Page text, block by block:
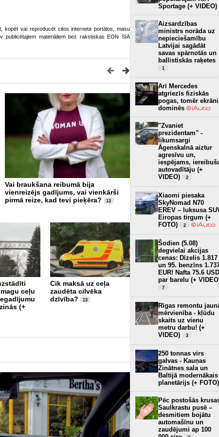
kopēt vai reproducēt citos interneta portālos, masu
materiāliem bez rakstiskas EON SIA
Vai braukšana reibumā bija
vienreizējs gadījums, vai vienkārši
pirmā reize, kad tevi pieķēra?
13
ceļu
(+
Cik maksā uz ceļa
zaudēta cilvēka
dzīvība?
13
kravas auto ar
“dūša papēžos”; teju visi
apdzīšanas manevru veic
bīstami (+ VIDEO)
26
Ceļu satiksmes
drošības jomā saskata
vietu vērā ņemamiem
uzlabojumiem
19
Sportage (+ VIDEO)
Aizsardzības
ministrs norāda uz
nepieciešamību
Latvijai sagādāt
savas spārnotās un
ballistiskās raķetes
1
Arī Mercedes
atgriezīs fiziskās
pogas, tomēr ekrāni
dominēs
"Zvaniet
prezidentam" -
likumsargi
Āgenskalnā aiztur
agresīvu un,
iespējams,
autovadītāju (+
VIDEO)
2
Xiaomi piesaka
SkyNomad N70
EREV – luksusa
Eiropas tirgum (+
FOTO)
2
Šodien (5.08)
degvielai akcijas
cenas: Dīzelis 1.817
un 95. benzīns
EUR! Nafta 75.6 USD
par barelu (+
7
Rīgas remontu
mērvienība - kļūdu
skaits uz vienu
metru darbu! (+
VIDEO)
3
250 tonnas virs
galvas - Kauņas
Zinātnes sala un
Baltijā modernākais
planetārijs (+ FOTO)
Pēc postošās
Saulkrastu pusē –
desmitiem bojātu
automašīnu un
zaudējumi ap 100